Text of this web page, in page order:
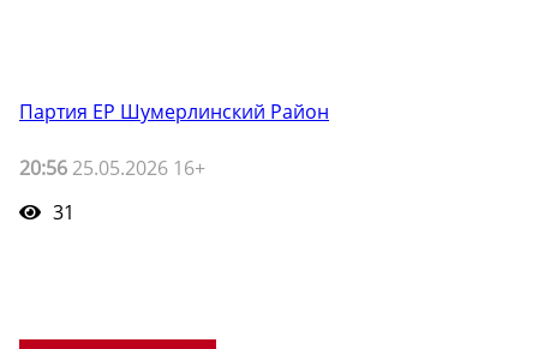
Партия ЕР Шумерлинский Район
20:56 25.05.2026 16+
31